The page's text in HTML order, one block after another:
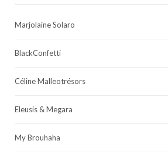
Marjolaine Solaro
BlackConfetti
Céline Malleotrésors
Eleusis & Megara
My Brouhaha